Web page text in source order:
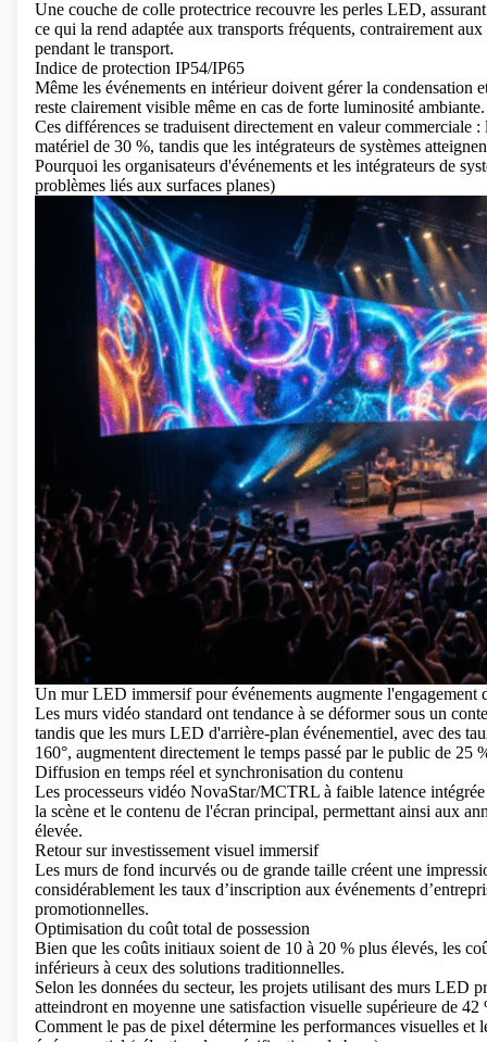
Une couche de colle protectrice recouvre les perles LED,
ce qui la rend adaptée aux transports fréquents, contrairement
pendant le transport.
Indice de protection IP54/IP65
Même les événements en intérieur doivent gérer la
reste clairement visible même en cas de forte luminosité ambiante.
Ces différences se traduisent directement en valeur commerciale
matériel de 30 %, tandis que les intégrateurs de systèmes
Pourquoi les organisateurs d'événements et les intégrateurs de
problèmes liés aux surfaces planes)
Un mur LED immersif pour événements augmente l'engagement
Les murs vidéo standard ont tendance à se déformer sous un
tandis que les murs LED d'arrière-plan événementiel, avec des
160°, augmentent directement le temps passé par le public de
Diffusion en temps réel et synchronisation du contenu
Les processeurs vidéo NovaStar/MCTRL à faible latence
la scène et le contenu de l'écran principal, permettant ainsi aux
élevée.
Retour sur investissement visuel immersif
Les murs de fond incurvés ou de grande taille créent une
considérablement les taux d’inscription aux événements
promotionnelles.
Optimisation du coût total de possession
Bien que les coûts initiaux soient de 10 à 20 % plus élevés, les
inférieurs à ceux des solutions traditionnelles.
Selon les données du secteur, les projets utilisant des murs LED
atteindront en moyenne une satisfaction visuelle supérieure de 42
Comment le pas de pixel détermine les performances visuelles